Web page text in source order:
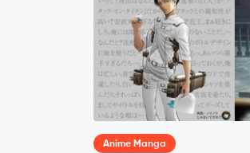
Anime Manga